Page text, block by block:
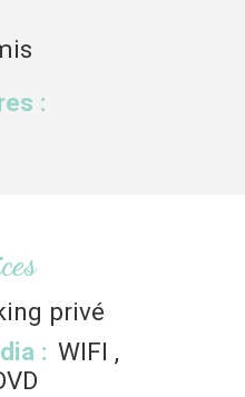
:
privé
: WIFI